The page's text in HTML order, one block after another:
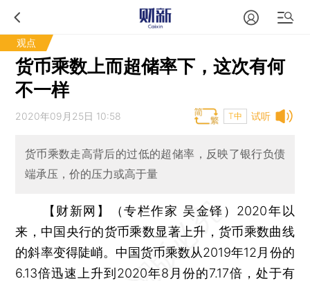
观点
货币乘数上而超储率下，这次有何
不一样
试听
2020年09月25日 10:58 T中
货币乘数走高背后的过低的超储率，反映了银行负债
端承压，价的压力或高于量
【财新网】（专栏作家 吴金铎） 2020年以
来，中国央行的货币乘数显著上升，货币乘数曲线
的斜率变得陡峭。中国货币乘数从2019年12月份的
6.13倍迅速上升到2020年8月份的7.17倍，处于有